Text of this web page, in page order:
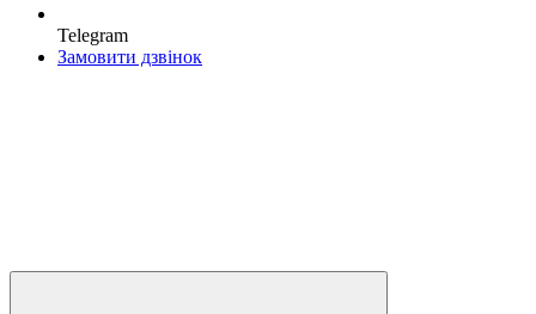
Telegram
Замовити дзвінок